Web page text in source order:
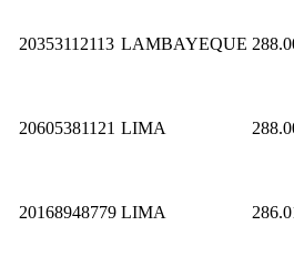
20353112113 LAMBAYEQUE
20605381121 LIMA
20168948779 LIMA